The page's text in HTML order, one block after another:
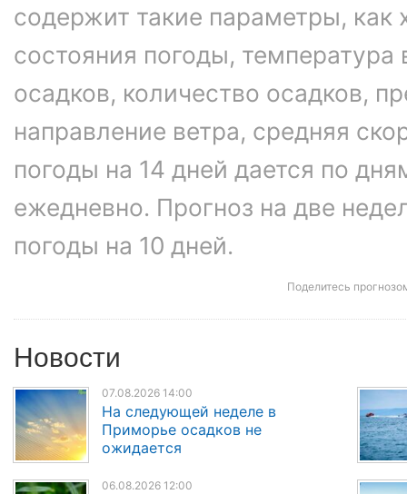
содержит такие параметры, как
состояния погоды, температура
осадков, количество осадков,
направление ветра, средняя
погоды на 14 дней дается по
ежедневно. Прогноз на две
погоды на 10 дней.
Поделитесь
Новости
07.08.2026 14:00
На следующей неделе в
Приморье осадков не
ожидается
06.08.2026 12:00